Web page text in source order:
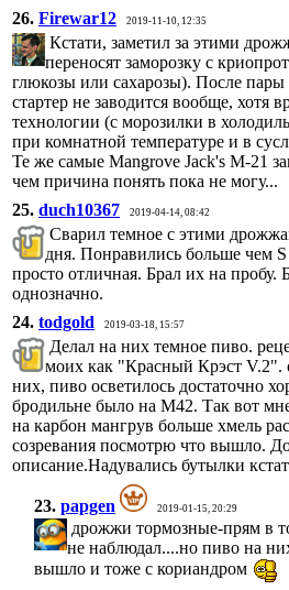
26. Firewar12 2019-11-10, 12:35
Кстати, заметил за этими
переносят заморозку с
глюкозы или сахарозы). После пары
стартер не заводится вообще, хотя
технологии (с морозилки в
при комнатной температуре и в
Те же самые Mangrove Jack's M-21
чем причина понять пока не могу...
25. duch10367 2019-04-14, 08:42
Сварил темное с этими
дня. Понравились больше чем
просто отличная. Брал их на пробу.
однозначно.
24. todgold 2019-03-18, 15:57
Делал на них темное пиво.
моих как "Красный Крэст V.2".
них, пиво осветилось достаточно
бродильне было на М42. Так вот
на карбон мангрув больше хмель
созревания посмотрю что вышло.
описание.Надувались бутылки
23. papgen 2019-01-15, 20:29
дрожжи тормозные-прям в
не наблюдал....но пиво на
вышло и тоже с кориандром